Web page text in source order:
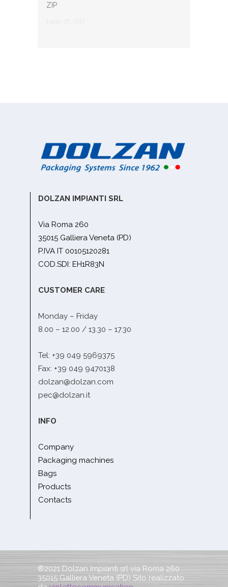
ZIP
DOLZAN IMPIANTI SRL
Via Roma 260
35015 Galliera Veneta (PD)
P.IVA IT 00105120281
COD.SDI: EH1R83N
CUSTOMER CARE
Monday – Friday
8.00 – 12.00 / 13.30 – 17.30
Tel: +39 049 5969375
Fax: +39 049 9470138
dolzan@dolzan.com
pec@dolzan.it
INFO
Company
Packaging machines
Bags
Products
Contacts
®2021 Dolzan Impianti srl via Roma 260
35015 Galliera Veneta (PD) Sito realizzato